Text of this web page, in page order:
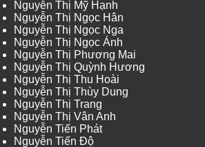
Nguyễn Thị Mỹ Hạnh
Nguyễn Thị Ngọc Hân
Nguyễn Thị Ngọc Nga
Nguyễn Thị Ngọc Ánh
Nguyễn Thị Phương Mai
Nguyễn Thị Quỳnh Hương
Nguyễn Thị Thu Hoài
Nguyễn Thị Thùy Dung
Nguyễn Thị Trang
Nguyễn Thị Vân Anh
Nguyễn Tiến Phát
Nguyễn Tiến Độ